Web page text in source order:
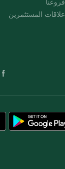
فروعنا
علاقات المستثمرين